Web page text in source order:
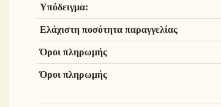
Υπόδειγμα:
Ελάχιστη ποσότητα παραγγελίας
Όροι πληρωμής
Όροι πληρωμής